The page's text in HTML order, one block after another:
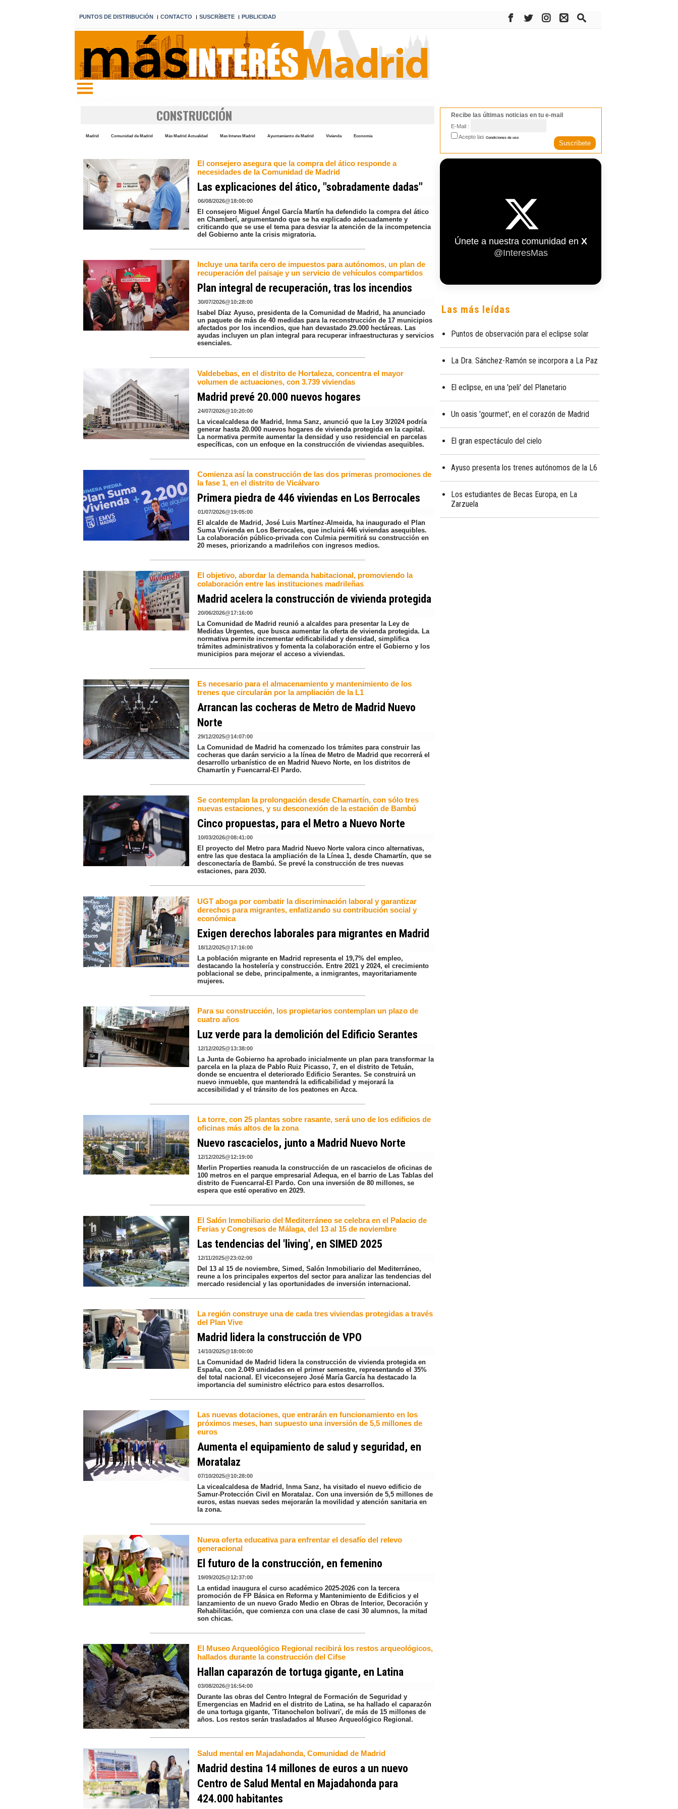
PUNTOS DE DISTRIBUCIÓN I CONTACTO I SUSCRíBETE I PUBLICIDAD
CONSTRUCCIÓN
Madrid Comunidad de Madrid Más Madrid Actualidad Mas Interes Madrid Ayuntamiento de Madrid Vivienda Economía
El consejero asegura que la compra del ático responde a
necesidades de la Comunidad de Madrid
Las explicaciones del ático, "sobradamente dadas"
06/08/2026@18:00:00
El consejero Miguel Ángel García Martín ha defendido la compra del ático
en Chamberí, argumentando que se ha explicado adecuadamente y
criticando que se use el tema para desviar la atención de la incompetencia
del Gobierno ante la crisis migratoria.
Incluye una tarifa cero de impuestos para autónomos, un plan de
recuperación del paisaje y un servicio de vehículos compartidos
Plan integral de recuperación, tras los incendios
30/07/2026@10:28:00
Isabel Díaz Ayuso, presidenta de la Comunidad de Madrid, ha anunciado
un paquete de más de 40 medidas para la reconstrucción de 17 municipios
afectados por los incendios, que han devastado 29.000 hectáreas. Las
ayudas incluyen un plan integral para recuperar infraestructuras y servicios
esenciales.
Valdebebas, en el distrito de Hortaleza, concentra el mayor
volumen de actuaciones, con 3.739 viviendas
Madrid prevé 20.000 nuevos hogares
24/07/2026@10:20:00
La vicealcaldesa de Madrid, Inma Sanz, anunció que la Ley 3/2024 podría
generar hasta 20.000 nuevos hogares de vivienda protegida en la capital.
La normativa permite aumentar la densidad y uso residencial en parcelas
específicas, con un enfoque en la construcción de viviendas asequibles.
Comienza así la construcción de las dos primeras promociones de
la fase 1, en el distrito de Vicálvaro
Primera piedra de 446 viviendas en Los Berrocales
01/07/2026@19:05:00
El alcalde de Madrid, José Luis Martínez-Almeida, ha inaugurado el Plan
Suma Vivienda en Los Berrocales, que incluirá 446 viviendas asequibles.
La colaboración público-privada con Culmia permitirá su construcción en
20 meses, priorizando a madrileños con ingresos medios.
El objetivo, abordar la demanda habitacional, promoviendo la
colaboración entre las instituciones madrileñas
Madrid acelera la construcción de vivienda protegida
20/06/2026@17:16:00
La Comunidad de Madrid reunió a alcaldes para presentar la Ley de
Medidas Urgentes, que busca aumentar la oferta de vivienda protegida. La
normativa permite incrementar edificabilidad y densidad, simplifica
trámites administrativos y fomenta la colaboración entre el Gobierno y los
municipios para mejorar el acceso a viviendas.
Es necesario para el almacenamiento y mantenimiento de los
trenes que circularán por la ampliación de la L1
Arrancan las cocheras de Metro de Madrid Nuevo
Norte
29/12/2025@14:07:00
La Comunidad de Madrid ha comenzado los trámites para construir las
cocheras que darán servicio a la línea de Metro de Madrid que recorrerá el
desarrollo urbanístico de en Madrid Nuevo Norte, en los distritos de
Chamartín y Fuencarral-El Pardo.
Se contemplan la prolongación desde Chamartín, con sólo tres
nuevas estaciones, y su desconexión de la estación de Bambú
Cinco propuestas, para el Metro a Nuevo Norte
10/03/2026@08:41:00
El proyecto del Metro para Madrid Nuevo Norte valora cinco alternativas,
entre las que destaca la ampliación de la Línea 1, desde Chamartín, que se
desconectaría de Bambú. Se prevé la construcción de tres nuevas
estaciones, para 2030.
UGT aboga por combatir la discriminación laboral y garantizar
derechos para migrantes, enfatizando su contribución social y
económica
Exigen derechos laborales para migrantes en Madrid
18/12/2025@17:16:00
La población migrante en Madrid representa el 19,7% del empleo,
destacando la hostelería y construcción. Entre 2021 y 2024, el crecimiento
poblacional se debe, principalmente, a inmigrantes, mayoritariamente
mujeres.
Para su construcción, los propietarios contemplan un plazo de
cuatro años
Luz verde para la demolición del Edificio Serantes
12/12/2025@13:38:00
La Junta de Gobierno ha aprobado inicialmente un plan para transformar la
parcela en la plaza de Pablo Ruiz Picasso, 7, en el distrito de Tetuán,
donde se encuentra el deteriorado Edificio Serantes. Se construirá un
nuevo inmueble, que mantendrá la edificabilidad y mejorará la
accesibilidad y el tránsito de los peatones en Azca.
La torre, con 25 plantas sobre rasante, será uno de los edificios de
oficinas más altos de la zona
Nuevo rascacielos, junto a Madrid Nuevo Norte
12/12/2025@12:19:00
Merlin Properties reanuda la construcción de un rascacielos de oficinas de
100 metros en el parque empresarial Adequa, en el barrio de Las Tablas del
distrito de Fuencarral-El Pardo. Con una inversión de 80 millones, se
espera que esté operativo en 2029.
El Salón Inmobiliario del Mediterráneo se celebra en el Palacio de
Ferias y Congresos de Málaga, del 13 al 15 de noviembre
Las tendencias del 'living', en SIMED 2025
12/11/2025@23:02:00
Del 13 al 15 de noviembre, Simed, Salón Inmobiliario del Mediterráneo,
reune a los principales expertos del sector para analizar las tendencias del
mercado residencial y las oportunidades de inversión internacional.
La región construye una de cada tres viviendas protegidas a través
del Plan Vive
Madrid lidera la construcción de VPO
14/10/2025@18:00:00
La Comunidad de Madrid lidera la construcción de vivienda protegida en
España, con 2.049 unidades en el primer semestre, representando el 35%
del total nacional. El viceconsejero José María García ha destacado la
importancia del suministro eléctrico para estos desarrollos.
Las nuevas dotaciones, que entrarán en funcionamiento en los
próximos meses, han supuesto una inversión de 5,5 millones de
euros
Aumenta el equipamiento de salud y seguridad, en
Moratalaz
07/10/2025@10:28:00
La vicealcaldesa de Madrid, Inma Sanz, ha visitado el nuevo edificio de
Samur-Protección Civil en Moratalaz. Con una inversión de 5,5 millones de
euros, estas nuevas sedes mejorarán la movilidad y atención sanitaria en
la zona.
Nueva oferta educativa para enfrentar el desafío del relevo
generacional
El futuro de la construcción, en femenino
19/09/2025@12:37:00
La entidad inaugura el curso académico 2025-2026 con la tercera
promoción de FP Básica en Reforma y Mantenimiento de Edificios y el
lanzamiento de un nuevo Grado Medio en Obras de Interior, Decoración y
Rehabilitación, que comienza con una clase de casi 30 alumnos, la mitad
son chicas.
El Museo Arqueológico Regional recibirá los restos arqueológicos,
hallados durante la construcción del Cifse
Hallan caparazón de tortuga gigante, en Latina
03/08/2026@16:54:00
Durante las obras del Centro Integral de Formación de Seguridad y
Emergencias en Madrid en el distrito de Latina, se ha hallado el caparazón
de una tortuga gigante, 'Titanochelon bolivari', de más de 15 millones de
años. Los restos serán trasladados al Museo Arqueológico Regional.
Salud mental en Majadahonda, Comunidad de Madrid
Madrid destina 14 millones de euros a un nuevo
Centro de Salud Mental en Majadahonda para
424.000 habitantes
Recibe las últimas noticias en tu e-mail
E-Mail :
Acepto las Condiciones de uso
Únete a nuestra comunidad en X
@InteresMas
Las más leídas
Puntos de observación para el eclipse solar
La Dra. Sánchez-Ramón se incorpora a La Paz
El eclipse, en una 'peli' del Planetario
Un oasis 'gourmet', en el corazón de Madrid
El gran espectáculo del cielo
Ayuso presenta los trenes autónomos de la L6
Los estudiantes de Becas Europa, en La
Zarzuela